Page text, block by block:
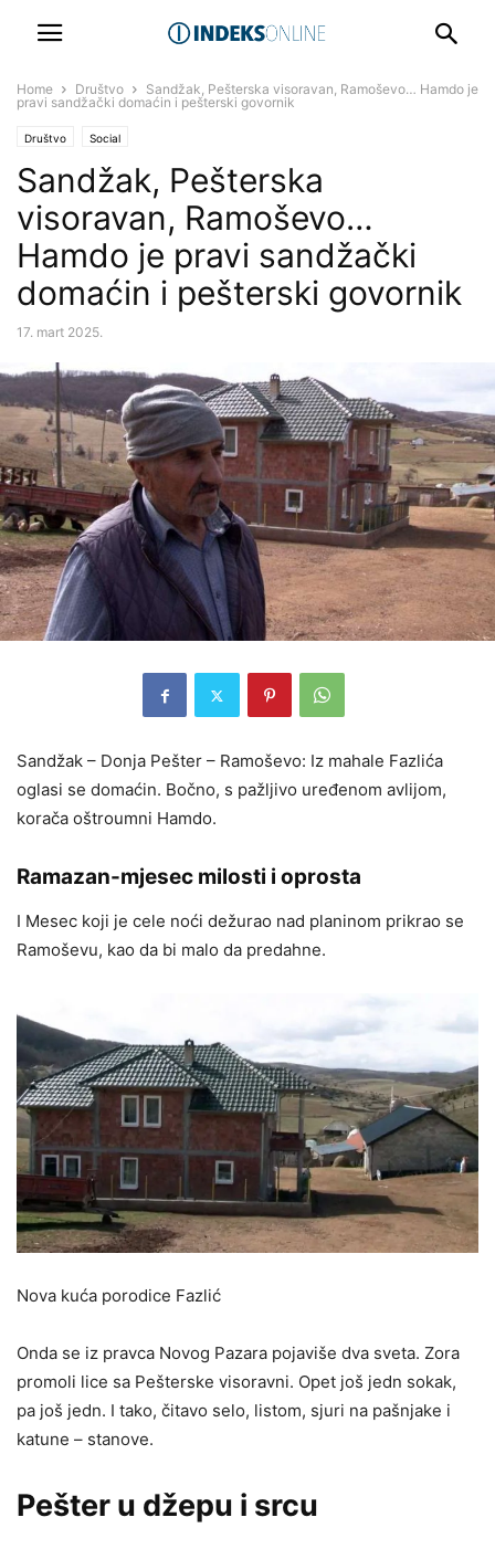
Home Društvo
Sandžak, Pešterska visoravan, Ramoševo… Hamdo je
pravi sandžački domaćin i pešterski govornik
Društvo Social
Sandžak, Pešterska
visoravan, Ramoševo…
Hamdo je pravi sandžački
domaćin i pešterski govornik
17. mart 2025.
Sandžak – Donja Pešter – Ramoševo: Iz mahale Fazlića
oglasi se domaćin. Bočno, s pažljivo uređenom avlijom,
korača oštroumni Hamdo.
Ramazan-mjesec milosti i oprosta
I Mesec koji je cele noći dežurao nad planinom prikrao se
Ramoševu, kao da bi malo da predahne.
Nova kuća porodice Fazlić
Onda se iz pravca Novog Pazara pojaviše dva sveta. Zora
promoli lice sa Pešterske visoravni. Opet još jedn sokak,
pa još jedn. I tako, čitavo selo, listom, sjuri na pašnjake i
katune – stanove.
Pešter u džepu i srcu